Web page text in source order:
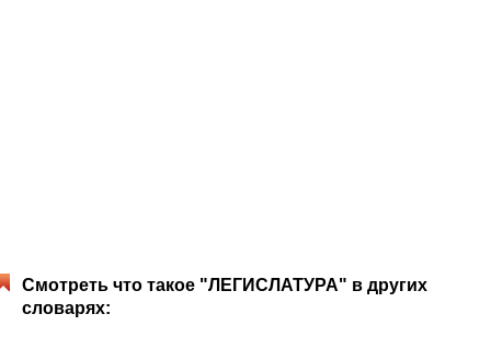
Смотреть что такое "ЛЕГИСЛАТУРА" в других
словарях: